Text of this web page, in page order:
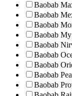
Baobab
Baobab
Baobab
Baobab
Baobab
Baobab
Baobab
Baobab
Baobab